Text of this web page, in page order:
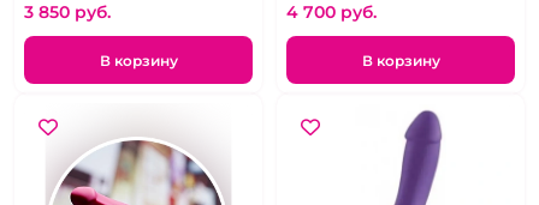
3 850 pуб.
В корзину
4 700 pуб.
В корзину